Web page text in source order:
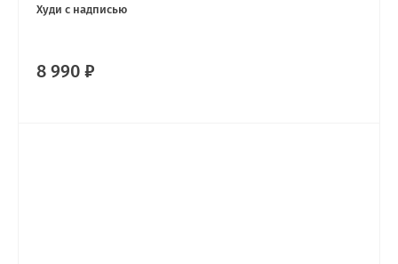
Худи с надписью
8 990 ₽